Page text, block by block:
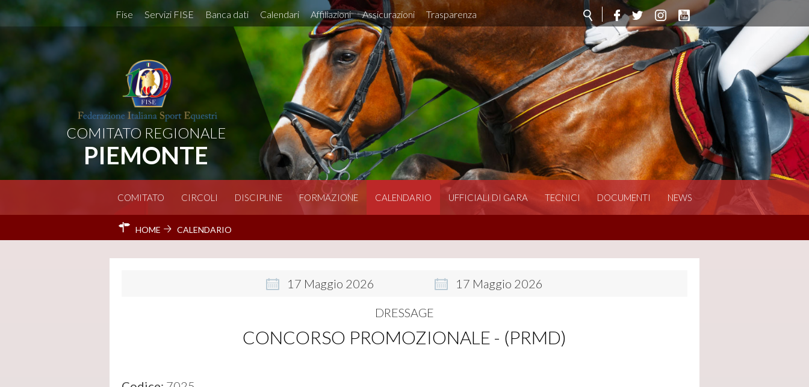
Fise Servizi FISE Banca dati Calendari Affiliazioni Assicurazioni Trasparenza
COMITATO REGIONALE
PIEMONTE
COMITATO CIRCOLI DISCIPLINE FORMAZIONE CALENDARIO UFFICIALI DI GARA TECNICI DOCUMENTI NEWS
HOME CALENDARIO
17 Maggio 2026 17 Maggio 2026
CONCORSO PROMOZIONALE - (PRMD)
DRESSAGE